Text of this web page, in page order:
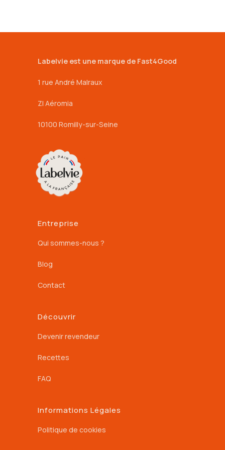
Labelvie est une marque de Fast4Good
1 rue André Malraux
ZI Aéromia
10100 Romilly-sur-Seine
Entreprise
Qui sommes-nous ?
Blog
Contact
Découvrir
Devenir revendeur
Recettes
FAQ
Informations Légales
Politique de cookies